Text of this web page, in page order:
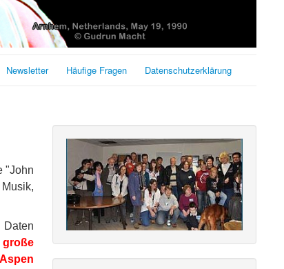
Newsletter Häufige Fragen Datenschutzerklärung
"John